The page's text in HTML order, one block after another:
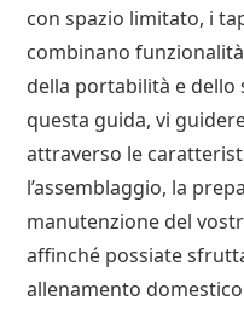
con spazio limitato, i
combinano
della portabilità e
questa guida, vi
attraverso le
l’assemblaggio, la
manutenzione del
affinché possiate
allenamento